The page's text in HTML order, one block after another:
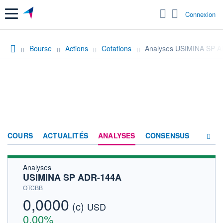
Menu Connexion
Bourse Actions Cotations Analyses USIMINA SP
COURS ACTUALITÉS ANALYSES CONSENSUS
Analyses
USIMINA SP ADR-144A
OTCBB
0,0000 (c) USD
0,00%